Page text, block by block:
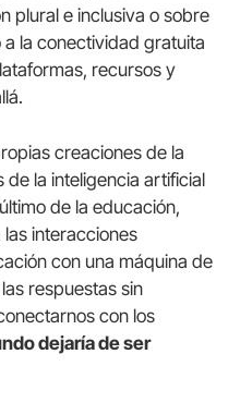
plural e inclusiva o sobre
la conectividad gratuita
recursos y
creaciones de la
de la inteligencia artificial
de la educación,
interacciones
con una máquina de
respuestas sin
con los
dejaría de ser